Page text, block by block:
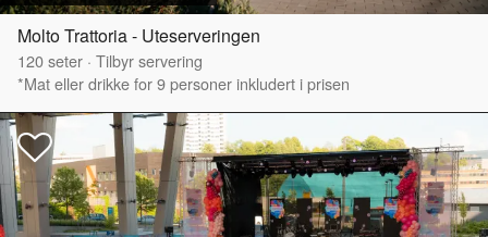
Molto Trattoria - Uteserveringen
120seter · Tilbyr servering
*Mat eller drikke for 9 personer inkludert i prisen